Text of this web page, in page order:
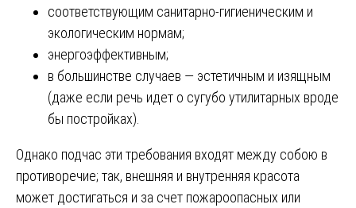
соответствующим санитарно-гигиеническим и
экологическим нормам;
энергоэффективным;
в большинстве случаев — эстетичным и изящным
(даже если речь идет о сугубо утилитарных вроде
бы постройках).
Однако подчас эти требования входят между собою в
противоречие; так, внешняя и внутренняя красота
может достигаться и за счет пожароопасных или